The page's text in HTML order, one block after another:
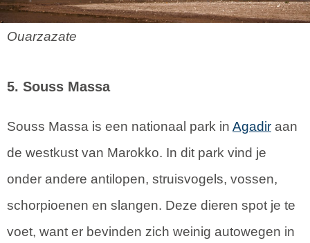
Ouarzazate
5. Souss Massa
Souss Massa is een nationaal park in Agadir aan
de westkust van Marokko. In dit park vind je
onder andere antilopen, struisvogels, vossen,
schorpioenen en slangen. Deze dieren spot je te
voet, want er bevinden zich weinig autowegen in